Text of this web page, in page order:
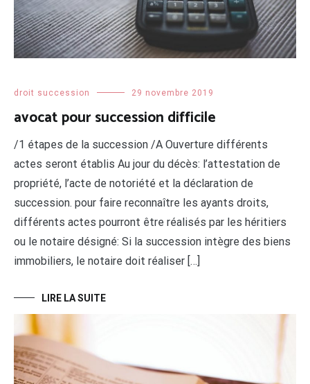
droit succession 29 novembre 2019
avocat pour succession difficile
/1 étapes de la succession /A Ouverture différents
actes seront établis Au jour du décès: l’attestation de
propriété, l’acte de notoriété et la déclaration de
succession. pour faire reconnaître les ayants droits,
différents actes pourront être réalisés par les héritiers
ou le notaire désigné: Si la succession intègre des biens
immobiliers, le notaire doit réaliser […]
LIRE LA SUITE